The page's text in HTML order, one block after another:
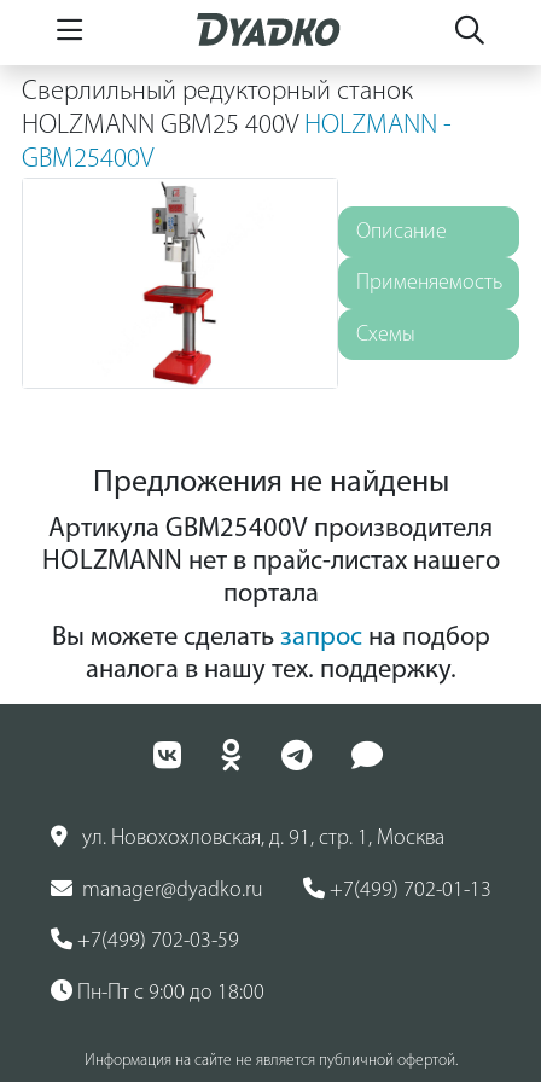
Сверлильный редукторный станок
HOLZMANN GBM25 400V HOLZMANN -
GBM25400V
Описание
Применяемость
Схемы
Предложения не найдены
Артикула GBM25400V производителя
HOLZMANN нет в прайс-листах нашего
портала
Вы можете сделать запросна подбор
аналога в нашу тех. поддержку.
ул. Новохохловская, д. 91, стр. 1, Москва
manager@dyadko.ru +7(499) 702-01-13
+7(499) 702-03-59
Пн-Пт с 9:00 до 18:00
Информация на сайте не является публичной офертой.